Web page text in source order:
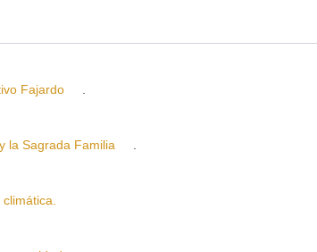
Fajardo
.
la Sagrada Familia
.
climática.